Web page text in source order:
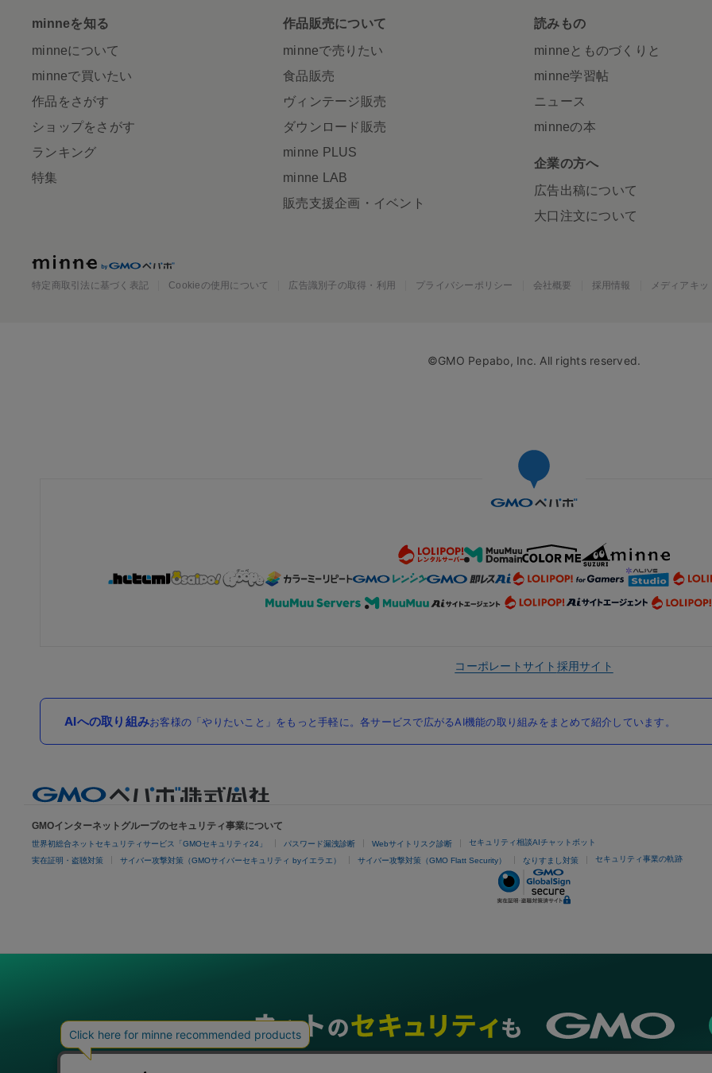
minneを知る
minneについて
minneで買いたい
作品をさがす
ショップをさがす
ランキング
特集
作品販売について
minneで売りたい
食品販売
ヴィンテージ販売
ダウンロード販売
minne PLUS
minne LAB
販売支援企画・イベント
読みもの
minneとものづくりと
minne学習帖
ニュース
minneの本
企業の方へ
広告出稿について
大口注文について
特定商取引法に基づく表記 Cookieの使用について 広告識別子の取得・利用 プライバシーポリシー 会社概要 採用情報 メディアキッ
©GMO Pepabo, Inc. All rights reserved.
コーポレートサイト 採用サイト
AIへの取り組みお客様の「やりたいこと」をもっと手軽に。各サービスで広がるAI機能の取り組みをまとめて紹介しています。
GMOインターネットグループのセキュリティ事業について
世界初総合ネットセキュリティサービス「GMOセキュリティ24」 パスワード漏洩診断 Webサイトリスク診断 セキュリティ相談AIチャットボット
実在証明・盗聴対策 サイバー攻撃対策（GMOサイバーセキュリティ byイエラエ） サイバー攻撃対策（GMO Flatt Security） なりすまし対策 セキュリティ事業の軌跡